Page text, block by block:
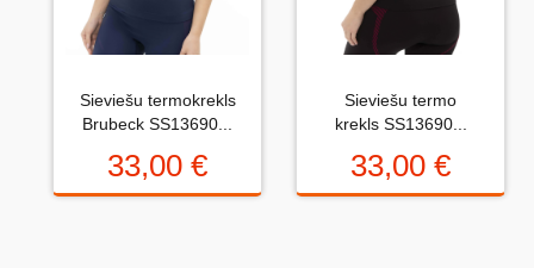
no 0 (slikti) līdz 5 zvaigznēm (teicami).
Novērtējums:
Uzrakstītu simbolu skaits:
Sieviešu termokrekls
Brubeck SS13690...
33,00 €
Sieviešu termo
krekls SS13690...
33,00 €